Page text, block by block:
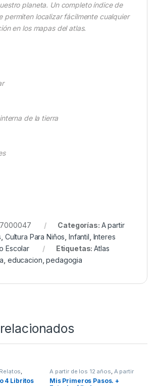
planeta. Un completo índice de
permiten localizar fácilmente cualquier
en los mapas del atlas.
de la tierra
Categorías: A partir
Cultura Para Niños Infantil Interes
Escolar Etiquetas:Atlas
educacion ,pedagogia
,
Didácticos
4 Libritos
A partir de los 12 años, A partir
de los 7 años A partir de los 9
años,Animados,Cuentos,
Mis Primeros Pasos. +